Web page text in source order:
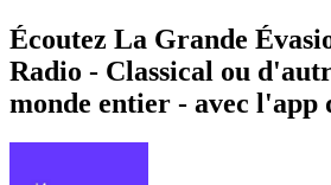
Écoutez La Grande
Radio - Classical ou
monde entier - avec l'app